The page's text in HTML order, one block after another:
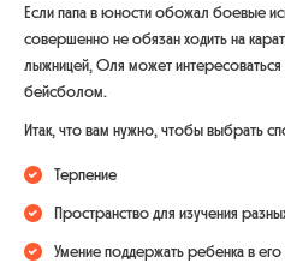
Если папа в юности обожал боевые
совершенно не обязан ходить на
лыжницей, Оля может
бейсболом.
Итак, что вам нужно, чтобы выбрать
Терпение
Пространство для изучения
Умение поддержать ребенка в